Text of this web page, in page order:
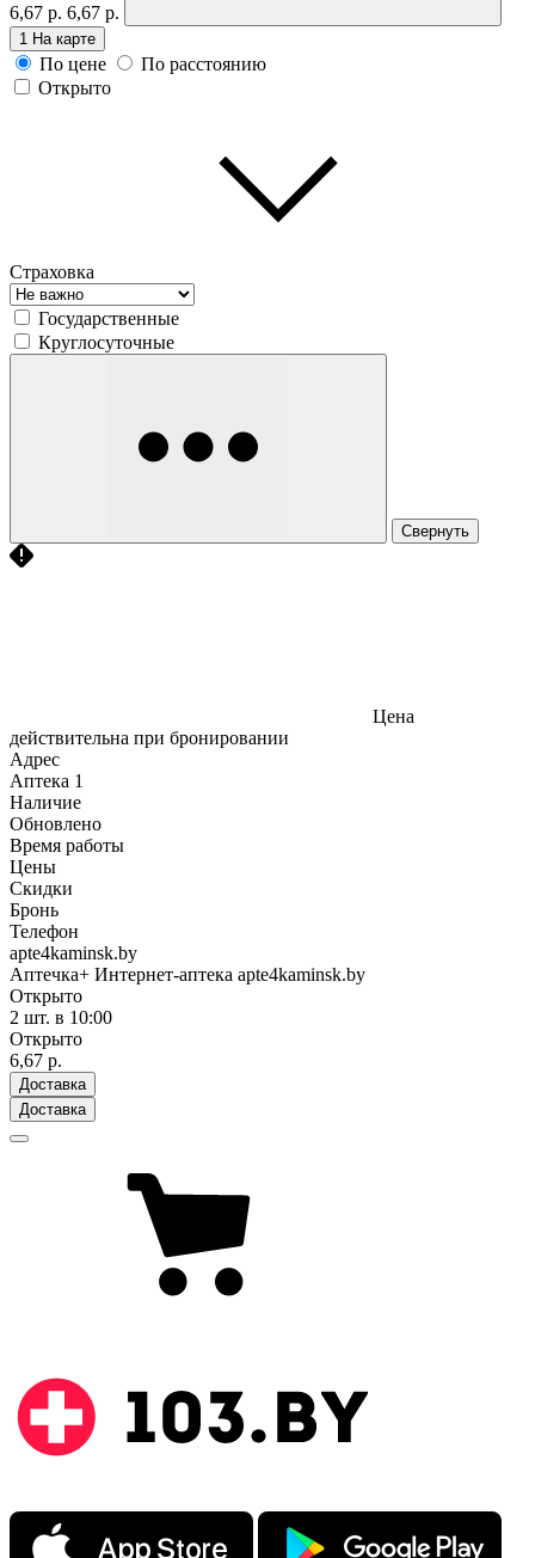
6,67 р. 6,67 р.
1 На карте
По цене
По расстоянию
Открыто
Страховка
Государственные
Круглосуточные
Свернуть
Цена
действительна при бронировании
Адрес
Аптека 1
Наличие
Обновлено
Время работы
Цены
Скидки
Бронь
Телефон
apte4kaminsk.by
Аптечка+ Интернет-аптека apte4kaminsk.by
Открыто
2 шт. в 10:00
Открыто
6,67 р.
Доставка
Доставка